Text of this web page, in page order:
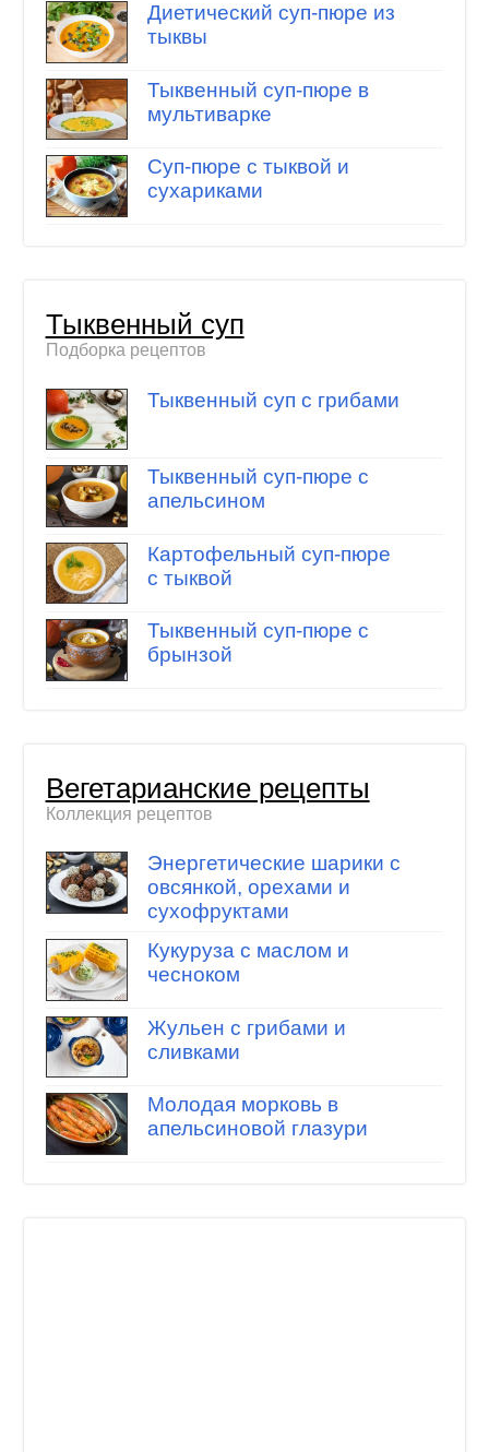
Диетический суп-пюре из
тыквы
Тыквенный суп-пюре в
мультиварке
Суп-пюре с тыквой и
сухариками
Тыквенный суп
Подборка рецептов
Тыквенный суп с грибами
Тыквенный суп-пюре с
апельсином
Картофельный суп-пюре
с тыквой
Тыквенный суп-пюре с
брынзой
Вегетарианские рецепты
Коллекция рецептов
Энергетические шарики с
овсянкой, орехами и
сухофруктами
Кукуруза с маслом и
чесноком
Жульен с грибами и
сливками
Молодая морковь в
апельсиновой глазури